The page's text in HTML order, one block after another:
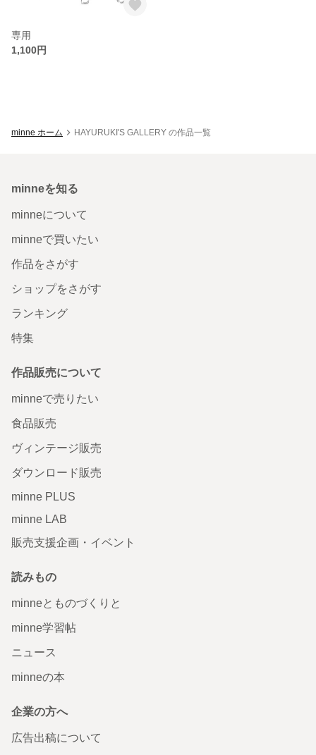
専用
1,100円
minne ホーム HAYURUKI'S GALLERY の作品一覧
minneを知る
minneについて
minneで買いたい
作品をさがす
ショップをさがす
ランキング
特集
作品販売について
minneで売りたい
食品販売
ヴィンテージ販売
ダウンロード販売
minne PLUS
minne LAB
販売支援企画・イベント
読みもの
minneとものづくりと
minne学習帖
ニュース
minneの本
企業の方へ
広告出稿について